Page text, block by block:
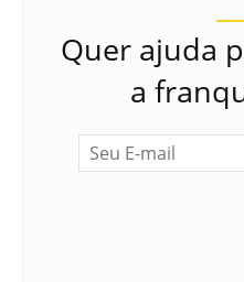
Quer ajuda
a